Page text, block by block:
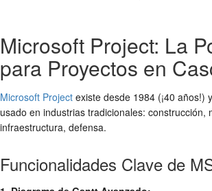
Microsoft Project: La
para Proyectos en
Microsoft Project existe desde 1984 (¡40 años!)
usado en industrias tradicionales: construcción,
infraestructura, defensa.
Funcionalidades Clave de